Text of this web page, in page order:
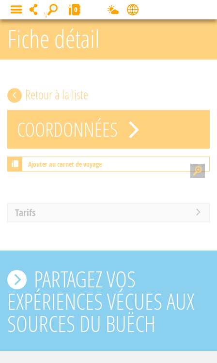
Fiche détail
Retour à la liste
COORDONNÉES
Ajouter au carnet de voyage
Tarifs
PARTAGEZ VOS
EXPÉRIENCES VÉCUES AUX
SOURCES DU BUËCH
MENU 0
Panneau de gestion des cookies